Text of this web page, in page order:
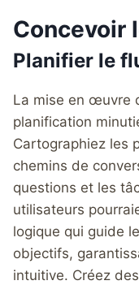
Concevoir
Planifier le
La mise en œuvre
planification
Cartographiez les
chemins de
questions et les
utilisateurs
logique qui guide
objectifs,
intuitive. Créez